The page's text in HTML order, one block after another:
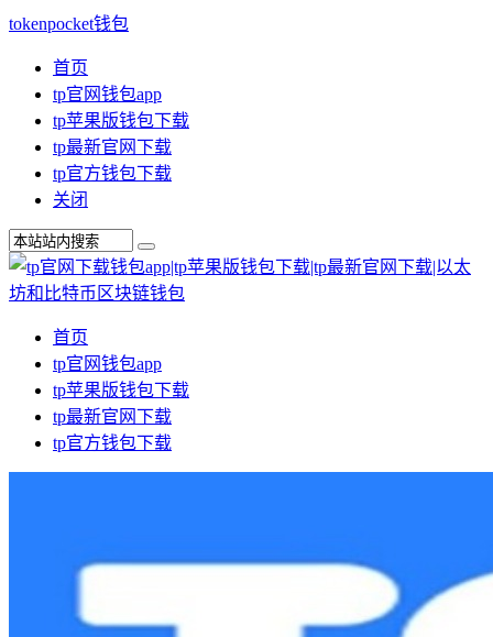
tokenpocket钱包
首页
tp官网钱包app
tp苹果版钱包下载
tp最新官网下载
tp官方钱包下载
关闭
首页
tp官网钱包app
tp苹果版钱包下载
tp最新官网下载
tp官方钱包下载